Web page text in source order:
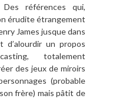
Des références qui,
éruditeétrangement
James jusque dans
d’alourdir un propos
totalement
éer des jeux de miroirs
(probable
frère) mais pâtit de